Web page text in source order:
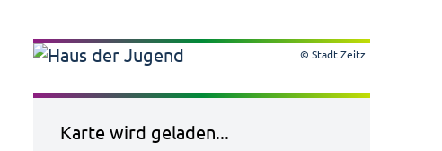
© Stadt Zeitz
Karte wird geladen...